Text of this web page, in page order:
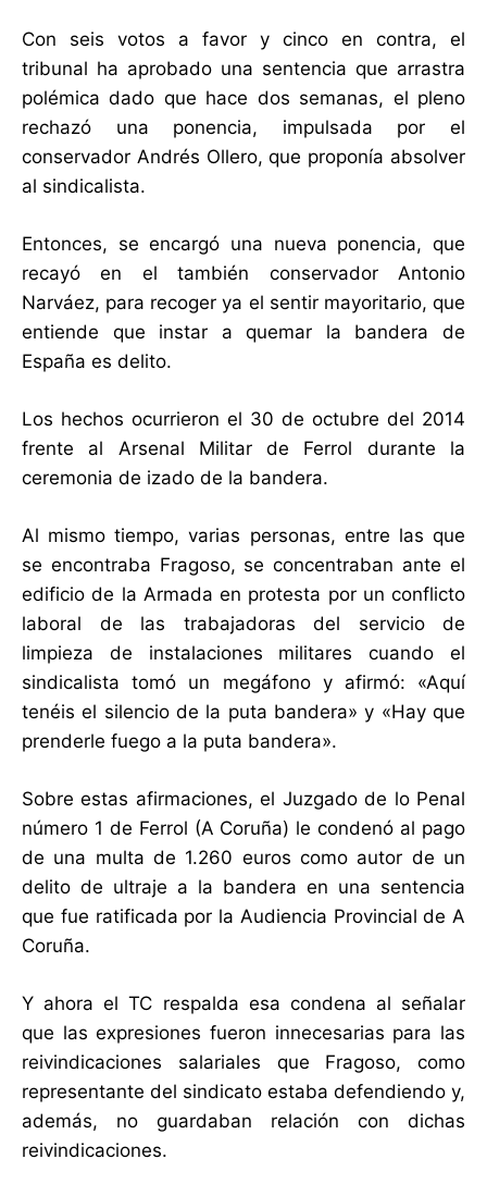
Con seis votos a favor y cinco en contra, el
tribunal ha aprobado una sentencia que arrastra
polémica dado que hace dos semanas, el pleno
rechazó una ponencia, impulsada por el
conservador Andrés Ollero, que proponía absolver
al sindicalista.
Entonces, se encargó una nueva ponencia, que
recayó en el también conservador Antonio
Narváez, para recoger ya el sentir mayoritario, que
entiende que instar a quemar la bandera de
España es delito.
Los hechos ocurrieron el 30 de octubre del 2014
frente al Arsenal Militar de Ferrol durante la
ceremonia de izado de la bandera.
Al mismo tiempo, varias personas, entre las que
se encontraba Fragoso, se concentraban ante el
edificio de la Armada en protesta por un conflicto
laboral de las trabajadoras del servicio de
limpieza de instalaciones militares cuando el
sindicalista tomó un megáfono y afirmó: «Aquí
tenéis el silencio de la puta bandera» y «Hay que
prenderle fuego a la puta bandera».
Sobre estas afirmaciones, el Juzgado de lo Penal
número 1 de Ferrol (A Coruña) le condenó al pago
de una multa de 1.260 euros como autor de un
delito de ultraje a la bandera en una sentencia
que fue ratificada por la Audiencia Provincial de A
Coruña.
Y ahora el TC respalda esa condena al señalar
que las expresiones fueron innecesarias para las
reivindicaciones salariales que Fragoso, como
representante del sindicato estaba defendiendo y,
además, no guardaban relación con dichas
reivindicaciones.